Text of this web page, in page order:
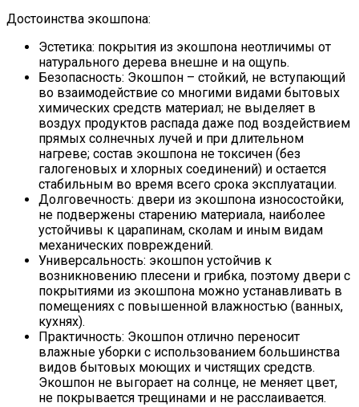
Достоинства экошпона:
Эстетика: покрытия из экошпона неотличимы от
натурального дерева внешне и на ощупь.
Безопасность: Экошпон – стойкий, не вступающий
во взаимодействие со многими видами бытовых
химических средств материал; не выделяет в
воздух продуктов распада даже под воздействием
прямых солнечных лучей и при длительном
нагреве; состав экошпона не токсичен (без
галогеновых и хлорных соединений) и остается
стабильным во время всего срока эксплуатации.
Долговечность: двери из экошпона износостойки,
не подвержены старению материала, наиболее
устойчивы к царапинам, сколам и иным видам
механических повреждений.
Универсальность: экошпон устойчив к
возникновению плесени и грибка, поэтому двери с
покрытиями из экошпона можно устанавливать в
помещениях с повышенной влажностью (ванных,
кухнях).
Практичность: Экошпон отлично переносит
влажные уборки с использованием большинства
видов бытовых моющих и чистящих средств.
Экошпон не выгорает на солнце, не меняет цвет,
не покрывается трещинами и не расслаивается.